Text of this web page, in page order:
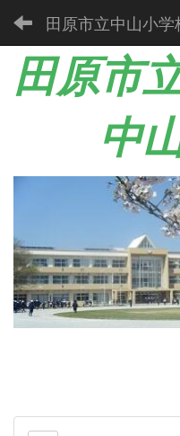
田原市立中山小学
田原市
中山